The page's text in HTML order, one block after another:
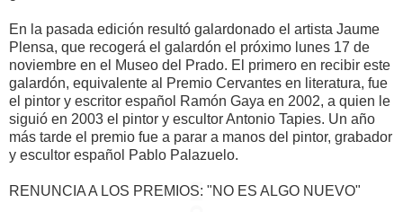
En la pasada edición resultó galardonado el artista Jaume
Plensa, que recogerá el galardón el próximo lunes 17 de
noviembre en el Museo del Prado. El primero en recibir este
galardón, equivalente al Premio Cervantes en literatura, fue
el pintor y escritor español Ramón Gaya en 2002, a quien le
siguió en 2003 el pintor y escultor Antonio Tapies. Un año
más tarde el premio fue a parar a manos del pintor, grabador
y escultor español Pablo Palazuelo.
RENUNCIA A LOS PREMIOS: "NO ES ALGO NUEVO"